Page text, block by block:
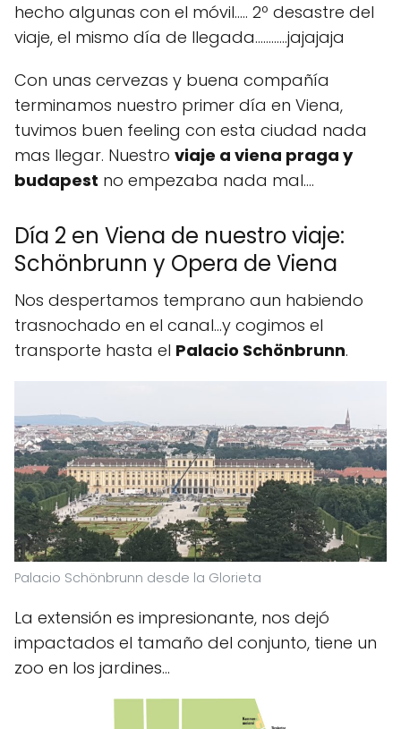
hecho algunas con el móvil..... 2º desastre del
viaje, el mismo día de llegada............jajajaja
Con unas cervezas y buena compañía
terminamos nuestro primer día en Viena,
tuvimos buen feeling con esta ciudad nada
mas llegar. Nuestro viaje a viena praga y
budapest no empezaba nada mal....
Día 2 en Viena de nuestro viaje:
Schönbrunn y Opera de Viena
Nos despertamos temprano aun habiendo
trasnochado en el canal...y cogimos el
transporte hasta el Palacio Schönbrunn.
Palacio Schönbrunn desde la Glorieta
La extensión es impresionante, nos dejó
impactados el tamaño del conjunto, tiene un
zoo en los jardines...